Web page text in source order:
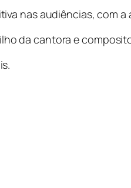
nas audiências, com
da cantora e